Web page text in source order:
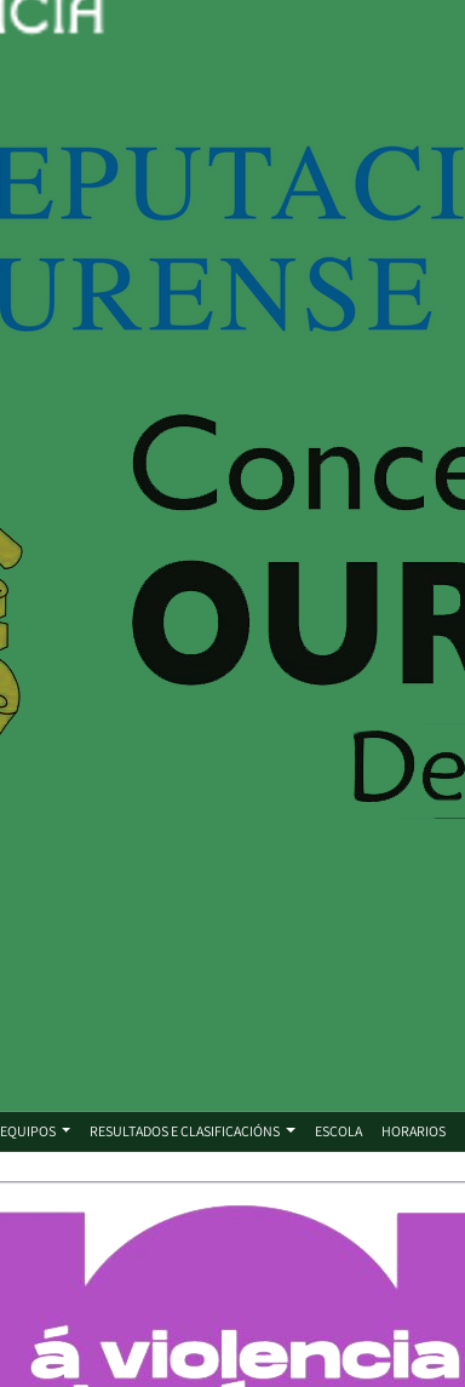
EQUIPOS RESULTADOS E CLASIFICACIÓNS ESCOLA HORARIOS